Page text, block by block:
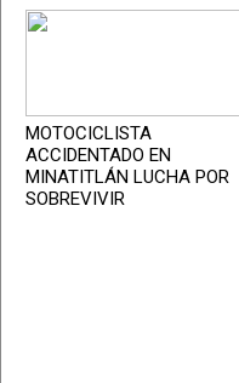
MOTOCICLISTA
ACCIDENTADO EN
MINATITLÁN LUCHA POR
SOBREVIVIR